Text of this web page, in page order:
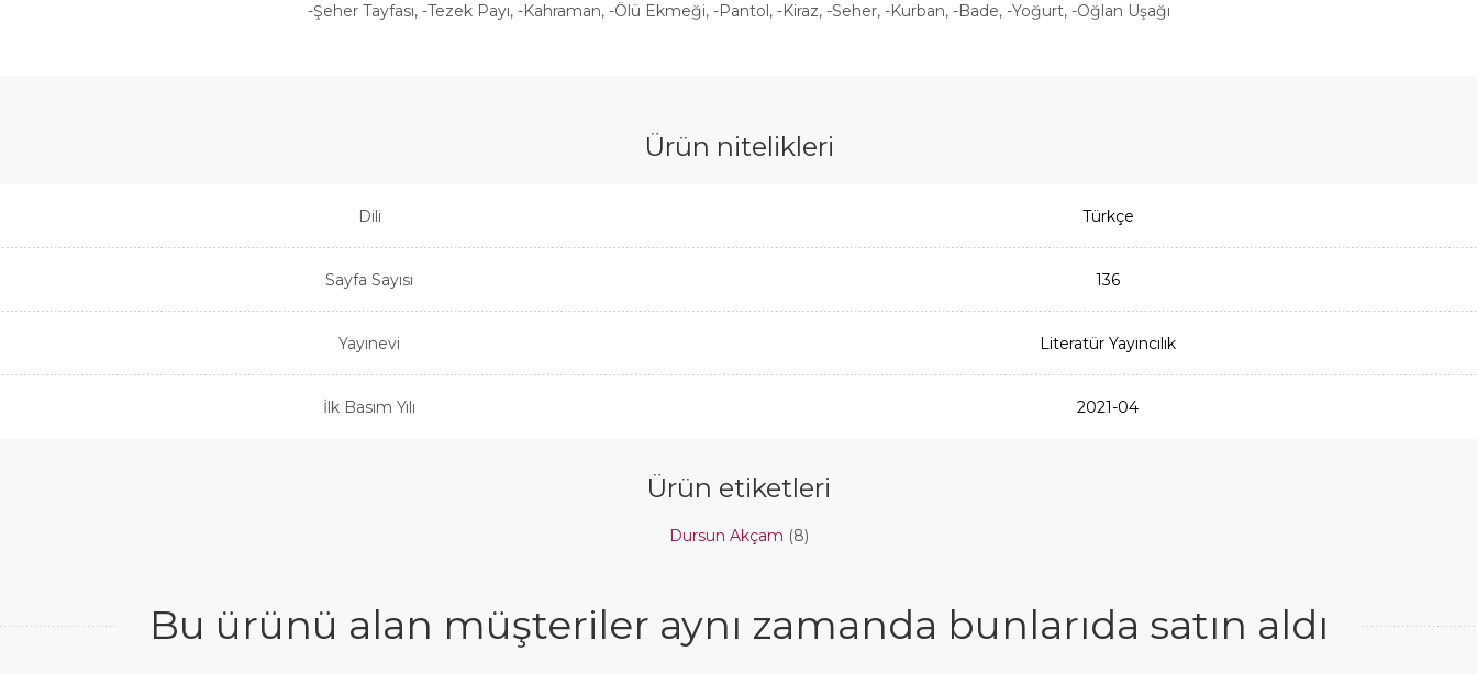
-Şeher Tayfası, -Tezek Payı, -Kahraman, -Ölü Ekmeği, -Pantol, -Kiraz, -Seher, -Kurban, -Bade, -Yoğurt, -Oğlan Uşağı
Ürün nitelikleri
Dili Türkçe
Sayfa Sayısı 136
Yayınevi Literatür Yayıncılık
İlk Basım Yılı 2021-04
Ürün etiketleri
Dursun Akçam (8)
Bu ürünü alan müşteriler aynı zamanda bunlarıda satın aldı